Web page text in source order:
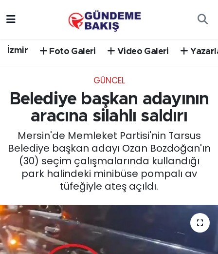
İzmir Foto Galeri Video Galeri
GÜNCEL
Belediye başkan adayının
aracına silahlı saldırı
Mersin'de Memleket Partisi'nin Tarsus
Belediye başkan adayı Ozan Bozdoğan'ın
(30) seçim çalışmalarında kullandığı
park halindeki minibüse pompalı av
tüfeğiyle ateş açıldı.
EGE
EĞİTİM
EKONOMİ
English News
GÜNCEL
KÜLTÜR SANAT
Süper Lig Puan Durumu ve Fikstür
Tüm Manşetler
Son Dakika Haberleri
Haber Arşivi